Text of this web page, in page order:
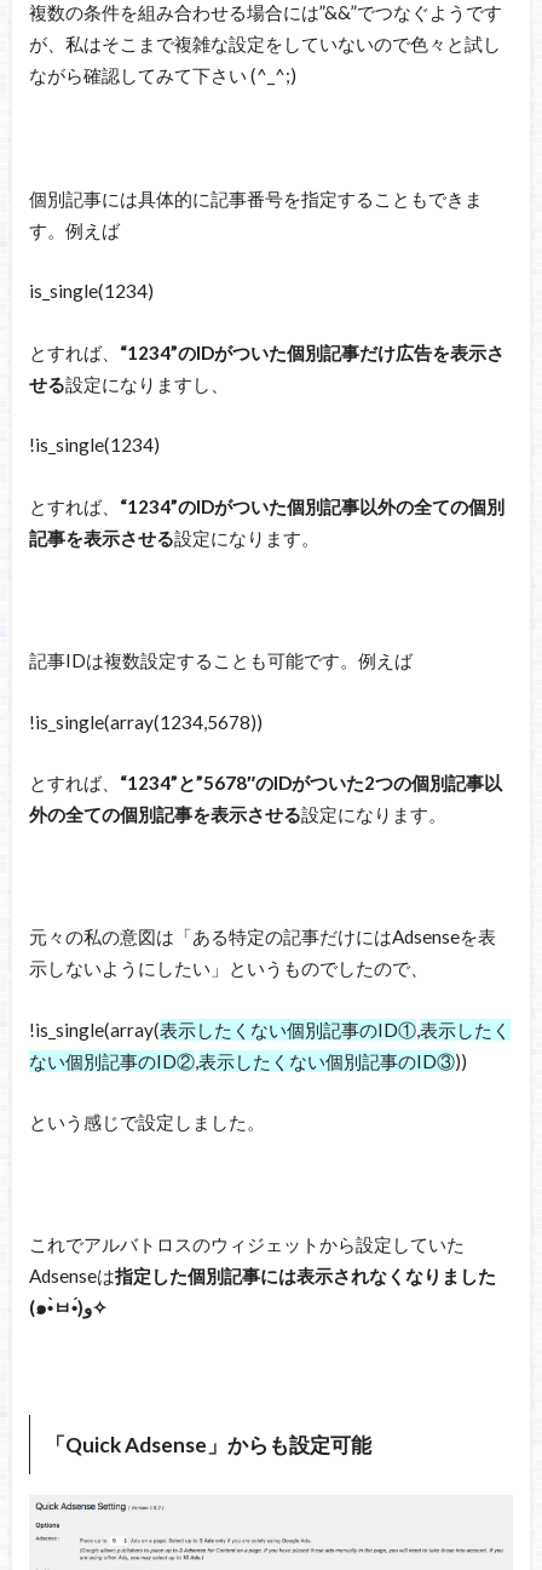
複数の条件を組み合わせる場合には”&&”でつなぐようです
が、私はそこまで複雑な設定をしていないので色々と試し
ながら確認してみて下さい (^_^;)
個別記事には具体的に記事番号を指定することもできま
す。例えば
is_single(1234)
とすれば、 “1234”のIDがついた個別記事だけ広告を表示さ
せる設定になりますし、
!is_single(1234)
とすれば、 “1234”のIDがついた個別記事以外の全ての個別
記事を表示させる設定になります。
記事IDは複数設定することも可能です。例えば
!is_single(array(1234,5678))
とすれば、 “1234”と”5678″のIDがついた2つの個別記事以
外の全ての個別記事を表示させる設定になります。
元々の私の意図は「ある特定の記事だけにはAdsenseを表
示しないようにしたい」というものでしたので、
!is_single(array(表示したくない個別記事のID①,表示したく
ない個別記事のID②,表示したくない個別記事のID③))
という感じで設定しました。
これでアルバトロスのウィジェットから設定していた
Adsenseは指定した個別記事には表示されなくなりました
(๑•̀ㅂ•́)و✧
「Quick Adsense」からも設定可能